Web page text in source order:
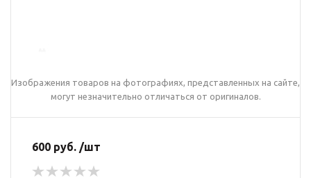
Изображения товаров на фотографиях, представленных на сайте,
могут незначительно отличаться от оригиналов.
600 руб. /шт